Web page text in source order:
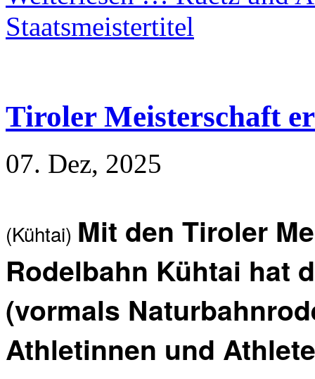
Staatsmeistertitel
Tiroler Meisterschaft
07. Dez, 2025
(Kühtai) Mit den Tiroler
Rodelbahn Kühtai hat
(vormals
Athletinnen und